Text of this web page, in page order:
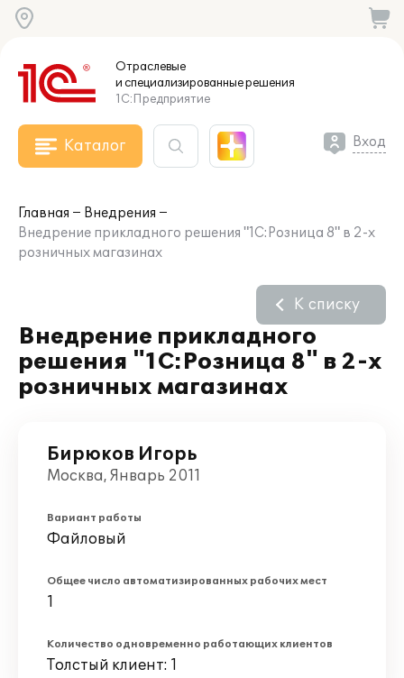
Отраслевые
и специализированныерешения
1С:Предприятие
Каталог Вход
Главная
Внедрения
Внедрение прикладного решения "1С:Розница 8" в 2-х
розничных магазинах
Внедрение прикладного
решения "1С:Розница 8" в 2-х
розничных магазинах
К списку
Бирюков Игорь
Москва, Январь 2011
Вариант работы
Файловый
Общее число автоматизированных рабочих мест
1
Количество одновременно работающих клиентов
Толстый клиент: 1